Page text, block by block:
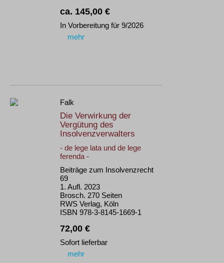
ca. 145,00 €
In Vorbereitung für 9/2026
mehr
Falk
Die Verwirkung der
Vergütung des
Insolvenzverwalters
- de lege lata und de lege
ferenda -
Beiträge zum Insolvenzrecht
69
1. Aufl. 2023
Brosch. 270 Seiten
RWS Verlag, Köln
ISBN 978-3-8145-1669-1
72,00 €
Sofort lieferbar
mehr